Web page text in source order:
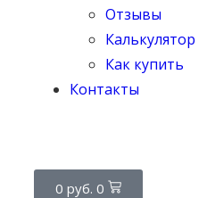
Отзывы
Калькулятор
Как купить
Контакты
0 руб. 0